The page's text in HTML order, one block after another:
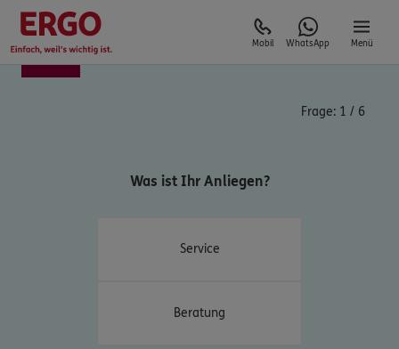
Mobil WhatsApp Menü
Frage: 1 / 6
Was ist Ihr Anliegen?
Service
Beratung